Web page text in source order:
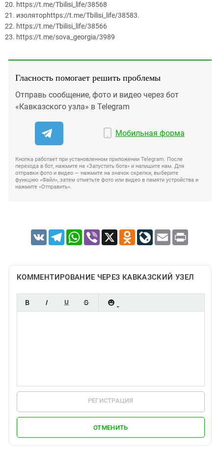
https://t.me/Tbilisi_life/38568
изоляторhttps://t.me/Tbilisi_life/38583.
https://t.me/Tbilisi_life/38566
https://t.me/sova_georgia/3989
Гласность помогает решить проблемы
Отправь сообщение, фото и видео через бот
«Кавказского узла» в Telegram
Мобильная форма
Кнопка работает при установленном приложении Telegram. После
перехода в бот, нажмите на «Запустить бота» и напишите нам. Для
отправки фото и видео — нажмите на значок скрепки, выберите
функцию «Файл», затем отметьте фото или видео в памяти устройства и
нажмите «Отправить».
VK TelegramWhatsApp
Viber X Odnoklassniki
LiveJournal
Email Print
КОММЕНТИРОВАНИЕ ЧЕРЕЗ КАВКАЗСКИЙ УЗЕЛ
РЕГИСТРАЦИЯ
ОТМЕНИТЬ